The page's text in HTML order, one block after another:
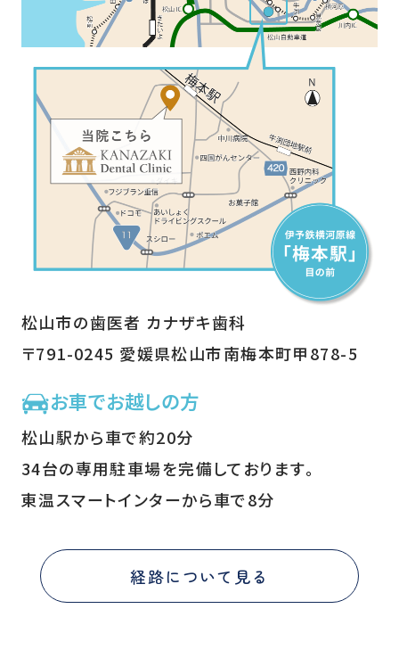
松山市の歯医者 カナザキ歯科
〒791-0245 愛媛県松山市南梅本町甲878-5
お車でお越しの方
松山駅から車で約20分
34台の専用駐車場を完備しております。
東温スマートインターから車で8分
経路について見る